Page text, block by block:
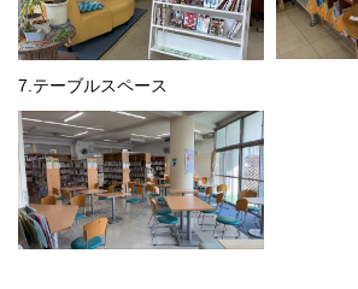
7.テーブルスペース